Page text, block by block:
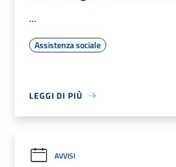
...
Assistenza sociale
LEGGI DI PIÙ
AVVISI